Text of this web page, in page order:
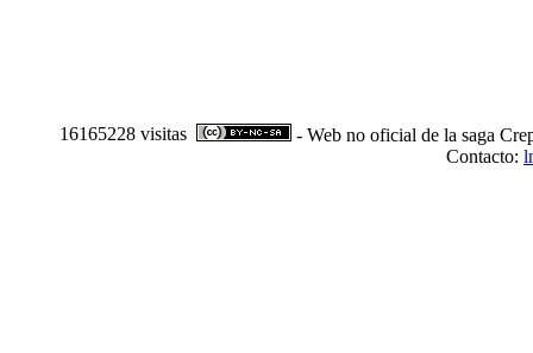
16165228 visitas
- Web no oficial de la saga
Contacto: